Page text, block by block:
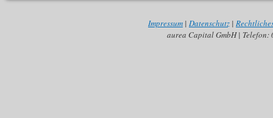
Impressum | Datenschutz |
aurea Capital GmbH |